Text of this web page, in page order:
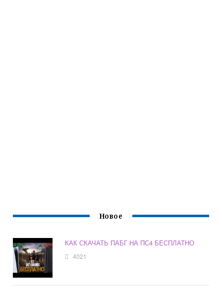
Новое
КАК СКАЧАТЬ ПАБГ НА ПС4 БЕСПЛАТНО
4021